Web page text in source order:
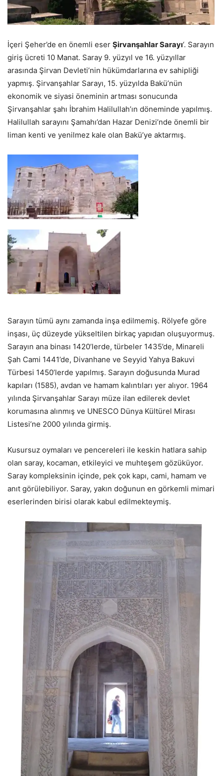
İçeri Şeher’de en önemli eser Şirvanşahlar Sarayı‘. Sarayın
giriş ücreti 10 Manat. Saray 9. yüzyıl ve 16. yüzyıllar
arasında Şirvan Devleti’nin hükümdarlarına ev sahipliği
yapmış. Şirvanşahlar Sarayı, 15. yüzyılda Bakü’nün
ekonomik ve siyasi öneminin artması sonucunda
Şirvanşahlar şahı İbrahim Halilullah’ın döneminde yapılmış.
Halilullah sarayını Şamahı’dan Hazar Denizi’nde önemli bir
liman kenti ve yenilmez kale olan Bakü’ye aktarmış.
Sarayın tümü aynı zamanda inşa edilmemiş. Rölyefe göre
inşası, üç düzeyde yükseltilen birkaç yapıdan oluşuyormuş.
Sarayın ana binası 1420’lerde, türbeler 1435’de, Minareli
Şah Cami 1441’de, Divanhane ve Seyyid Yahya Bakuvi
Türbesi 1450’lerde yapılmış. Sarayın doğusunda Murad
kapıları (1585), avdan ve hamam kalıntıları yer alıyor. 1964
yılında Şirvanşahlar Sarayı müze ilan edilerek devlet
korumasına alınmış ve UNESCO Dünya Kültürel Mirası
Listesi’ne 2000 yılında girmiş.
Kusursuz oymaları ve pencereleri ile keskin hatlara sahip
olan saray, kocaman, etkileyici ve muhteşem gözüküyor.
Saray kompleksinin içinde, pek çok kapı, cami, hamam ve
anıt görülebiliyor. Saray, yakın doğunun en görkemli mimari
eserlerinden birisi olarak kabul edilmekteymiş.